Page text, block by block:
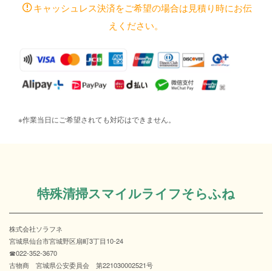
キャッシュレス決済をご希望の場合は見積り時にお伝
えください。
※作業当日にご希望されても対応はできません。
特殊清掃スマイルライフそらふね
株式会社ソラフネ
宮城県仙台市宮城野区扇町3丁目10-24
☎022-352-3670
古物商 宮城県公安委員会 第221030002521号